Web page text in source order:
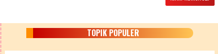
TOPIK POPULER